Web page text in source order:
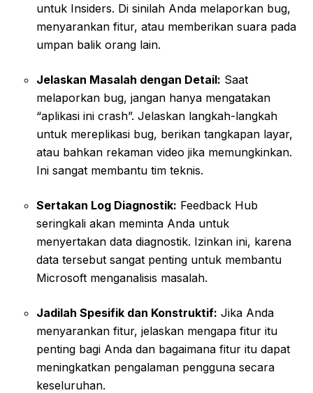
untuk Insiders. Di sinilah Anda melaporkan bug,
menyarankan fitur, atau memberikan suara pada
umpan balik orang lain.
Jelaskan Masalah dengan Detail: Saat
melaporkan bug, jangan hanya mengatakan
“aplikasi ini crash”. Jelaskan langkah-langkah
untuk mereplikasi bug, berikan tangkapan layar,
atau bahkan rekaman video jika memungkinkan.
Ini sangat membantu tim teknis.
Sertakan Log Diagnostik: Feedback Hub
seringkali akan meminta Anda untuk
menyertakan data diagnostik. Izinkan ini, karena
data tersebut sangat penting untuk membantu
Microsoft menganalisis masalah.
Jadilah Spesifik dan Konstruktif: Jika Anda
menyarankan fitur, jelaskan mengapa fitur itu
penting bagi Anda dan bagaimana fitur itu dapat
meningkatkan pengalaman pengguna secara
keseluruhan.